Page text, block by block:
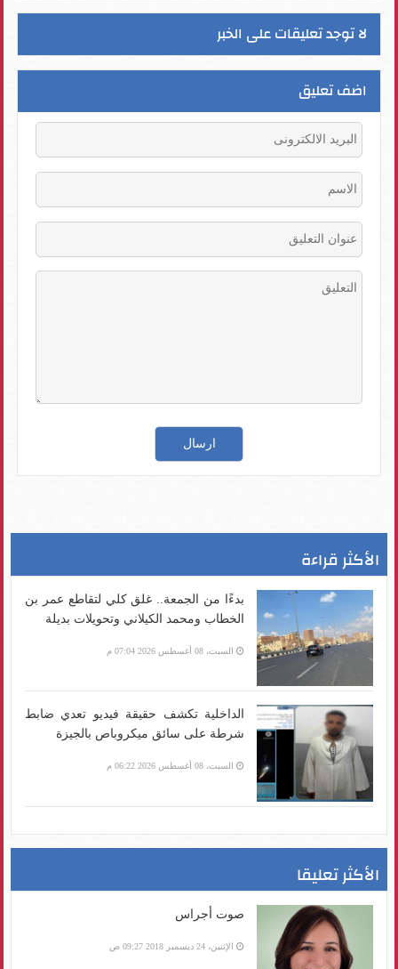
لا توجد تعليقات على الخبر
اضف تعليق
الأكثر قراءة
بدءًا من الجمعة.. غلق كلي لتقاطع عمر بن
الخطاب ومحمد الكيلاني وتحويلات بديلة
السبت، 08 أغسطس 2026 07:04 م
الداخلية تكشف حقيقة فيديو تعدي ضابط
شرطة على سائق ميكروباص بالجيزة
السبت، 08 أغسطس 2026 06:22 م
الأكثر تعليقا
صوت أجراس
الإثنين، 24 ديسمبر 2018 09:27 ص